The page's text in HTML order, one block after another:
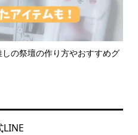
】東京の安い推し活ホテル紹介！
LINE